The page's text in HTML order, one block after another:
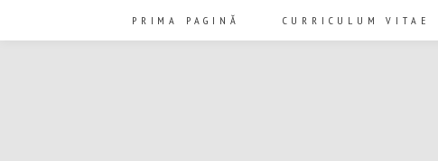
PRIMA PAGINĂ CURRICULUM VITAE